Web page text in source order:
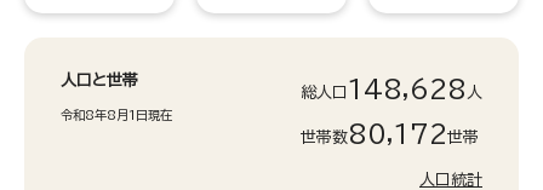
人口と世帯
令和8年8月1日現在
総人口 148,628 人
世帯数80,172世帯
人口統計